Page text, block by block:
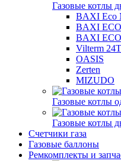
Газовые котлы
BAXI Eco
BAXI
BAXI
Vilterm 24T
OASIS
Zerten
MIZUDO
Газовые котлы
Газовые котлы
Счетчики газа
Газовые баллоны
Ремкомплекты и